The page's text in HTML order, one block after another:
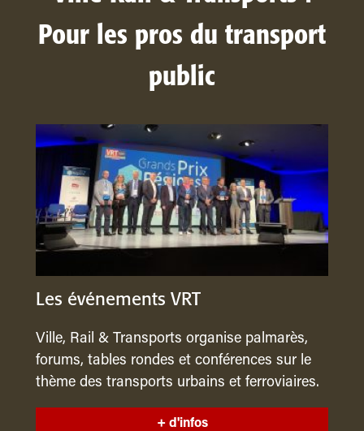
Pour les pros du transport
public
Les événements VRT
Ville, Rail & Transports organise palmarès,
forums, tables rondes et conférences sur le
thème des transports urbains et ferroviaires.
+ d'infos